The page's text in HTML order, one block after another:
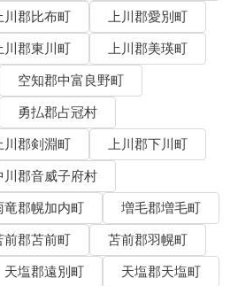
川郡比布町
上川郡愛別町
川郡東川町
上川郡美瑛町
空知郡中富良野町
勇払郡占冠村
川郡剣淵町
上川郡下川町
川郡音威子府村
竜郡幌加内町
増毛郡増毛町
前郡苫前町
苫前郡羽幌町
天塩郡遠別町
天塩郡天塩町